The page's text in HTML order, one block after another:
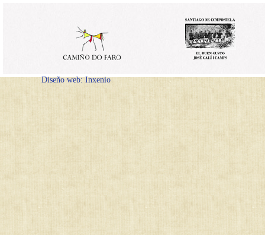
Diseño web: Inxenio